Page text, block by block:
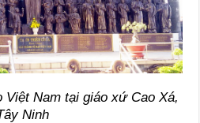
Nam tại giáo xứ Cao Xá,
Ninh